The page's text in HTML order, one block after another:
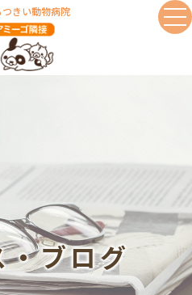
きい動物病院
‧ブログ